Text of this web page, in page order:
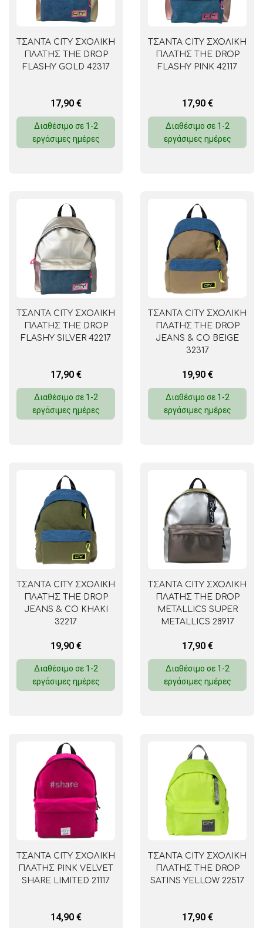
ΤΣΑΝΤΑ CITY ΣΧΟΛΙΚΗ
ΠΛΑΤΗΣ THE DROP
FLASHY GOLD 42317
17,90 €
Διαθέσιμο σε 1-2
εργάσιμες ημέρες
ΤΣΑΝΤΑ CITY ΣΧΟΛΙΚΗ
ΠΛΑΤΗΣ THE DROP
FLASHY PINK 42117
17,90 €
Διαθέσιμο σε 1-2
εργάσιμες ημέρες
ΤΣΑΝΤΑ CITY ΣΧΟΛΙΚΗ
ΠΛΑΤΗΣ THE DROP
FLASHY SILVER 42217
17,90 €
Διαθέσιμο σε 1-2
εργάσιμες ημέρες
ΤΣΑΝΤΑ CITY ΣΧΟΛΙΚΗ
ΠΛΑΤΗΣ THE DROP
JEANS & CO BEIGE
32317
19,90 €
Διαθέσιμο σε 1-2
εργάσιμες ημέρες
ΤΣΑΝΤΑ CITY ΣΧΟΛΙΚΗ
ΠΛΑΤΗΣ THE DROP
JEANS & CO KHAKI
32217
19,90 €
Διαθέσιμο σε 1-2
εργάσιμες ημέρες
ΤΣΑΝΤΑ CITY ΣΧΟΛΙΚΗ
ΠΛΑΤΗΣ THE DROP
METALLICS SUPER
METALLICS 28917
17,90 €
Διαθέσιμο σε 1-2
εργάσιμες ημέρες
ΤΣΑΝΤΑ CITY ΣΧΟΛΙΚΗ
ΠΛΑΤΗΣ PINK VELVET
SHARE LIMITED 21117
14,90 €
ΤΣΑΝΤΑ CITY ΣΧΟΛΙΚΗ
ΠΛΑΤΗΣ THE DROP
SATINS YELLOW 22517
17,90 €